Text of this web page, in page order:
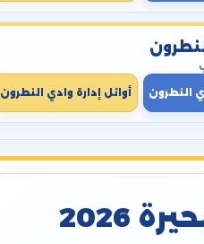
النطرون أوائل إدارة وادي النطرون